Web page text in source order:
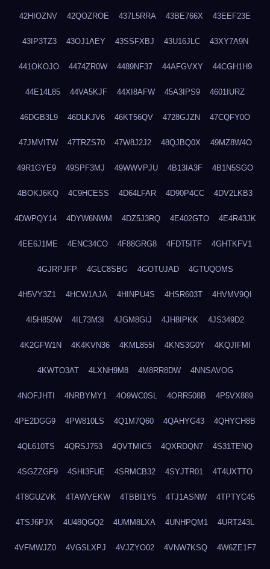
42HIOZNV 42QOZROE 437L5RRA 43BE766X 43EEF23E
43IP3TZ3 43OJ1AEY 43SSFXBJ 43U16JLC 43XY7A9N
441OKOJO 4474ZR0W 4489NF37 44AFGVXY 44CGH1H9
44E14L85 44VA5KJF 44XI8AFW 45A3IPS9 4601IURZ
46DGB3L9 46DLKJV6 46KT56QV 4728GJZN 47CQFY0O
47JMVITW 47TRZS70 47W8J2J2 48QJBQ0X 49MZ8W4O
49R1GYE9 49SPF3MJ 49WWVPJU 4B13IA3F 4B1N5SGO
4BOKJ6KQ 4C9HCESS 4D64LFAR 4D90P4CC 4DV2LKB3
4DWPQY14 4DYW6NWM 4DZ5J3RQ 4E402GTO 4E4R43JK
4EE6J1ME 4ENC34CO 4F88GRG8 4FDT5ITF 4GHTKFV1
4GJRPJFP 4GLC8SBG 4GOTUJAD 4GTUQOMS
4H5VY3Z1 4HCW1AJA 4HINPU4S 4HSR603T 4HVMV9QI
4I5H850W 4IL73M3I 4JGM8GIJ 4JH8IPKK 4JS349D2
4K2GFW1N 4K4KVN36 4KML855I 4KNS3G0Y 4KQJIFMI
4KWTO3AT 4LXNH9M8 4M8RR8DW 4NNSAVOG
4NOFJHTI 4NRBYMY1 4O9WC0SL 4ORR508B 4P5VX889
4PE2DGG9 4PW810LS 4Q1M7Q60 4QAHYG43 4QHYCH8B
4QL610TS 4QRSJ753 4QVTMIC5 4QXRDQN7 4S31TENQ
4SGZZGF9 4SHI3FUE 4SRMCB32 4SYJTR01 4T4UXTTO
4T8GUZVK 4TAWVEKW 4TBBI1Y5 4TJ1ASNW 4TPTYC45
4TSJ6PJX 4U48QGQ2 4UMM8LXA 4UNHPQM1 4URT243L
4VFMWJZ0 4VGSLXPJ 4VJZYO02 4VNW7KSQ 4W6ZE1F7